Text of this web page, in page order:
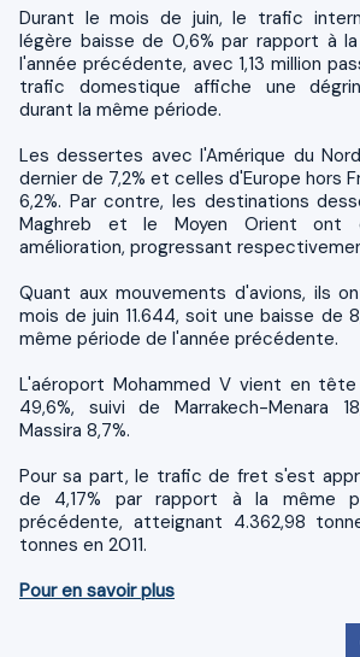
Durant le mois de juin, le trafic
légère baisse de 0,6% par rapport à
l'année précédente, avec 1,13 million
trafic domestique affiche une
durant la même période.
Les dessertes avec l'Amérique du
dernier de 7,2% et celles d'Europe hors
6,2%. Par contre, les destinations
Maghreb et le Moyen Orient ont
amélioration, progressant
Quant aux mouvements d'avions, ils
mois de juin 11.644, soit une baisse de
même période de l'année précédente.
L'aéroport Mohammed V vient en
49,6%, suivi de Marrakech-Menara
Massira 8,7%.
Pour sa part, le trafic de fret s'est
de 4,17% par rapport à la même
précédente, atteignant 4.362,98
tonnes en 2011.
Pour en savoir plus